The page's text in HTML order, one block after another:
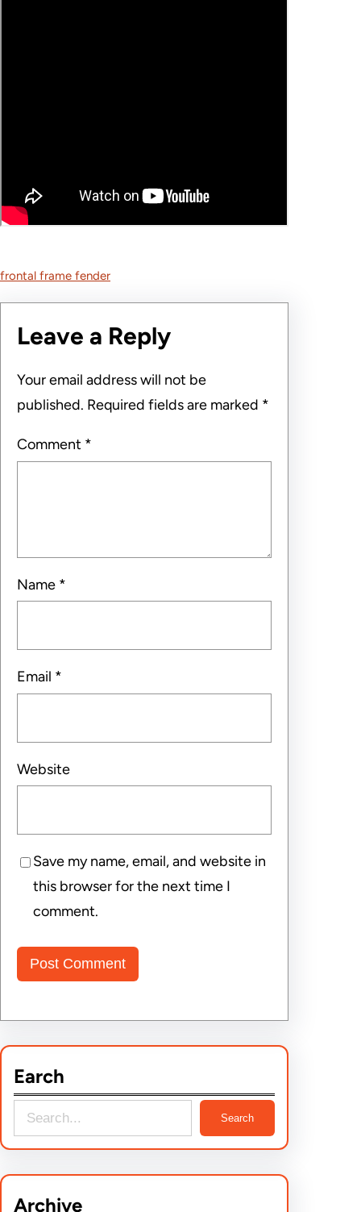
frontal frame fender
Leave a Reply
Your email address will not be
published. Required fields are marked *
Comment *
Name *
Email *
Website
Save my name, email, and website in
this browser for the next time I
comment.
Earch
e
Search
Archive